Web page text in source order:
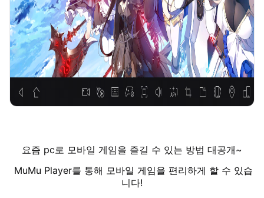
요즘 pc로 모바일 게임을 즐길 수 있는 방법 대공개~
MuMu Player를 통해 모바일 게임을 편리하게 할 수 있습
니다!